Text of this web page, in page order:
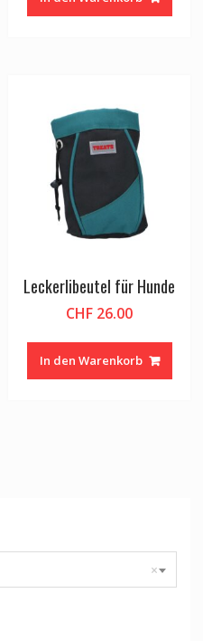
Leckerlibeutel für Hunde
CHF 26.00
In den Warenkorb
×